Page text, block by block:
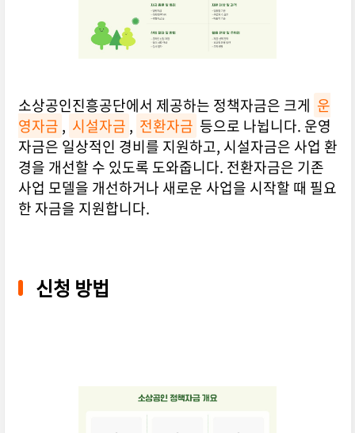
소상공인진흥공단에서 제공하는 정책자금은 크게 운
영자금 , 시설자금 , 전환자금 등으로 나뉩니다. 운영
자금은 일상적인 경비를 지원하고, 시설자금은 사업 환
경을 개선할 수 있도록 도와줍니다. 전환자금은 기존
사업 모델을 개선하거나 새로운 사업을 시작할 때 필요
한 자금을 지원합니다.
신청 방법